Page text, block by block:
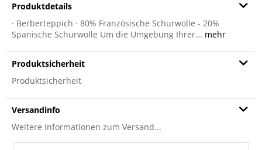
Produktdetails
· Berberteppich · 80% Französische Schurwolle - 20%
Spanische Schurwolle Um die Umgebung Ihrer... mehr
Produktsicherheit
Produktsicherheit
Versandinfo
Weitere Informationen zum Versand...